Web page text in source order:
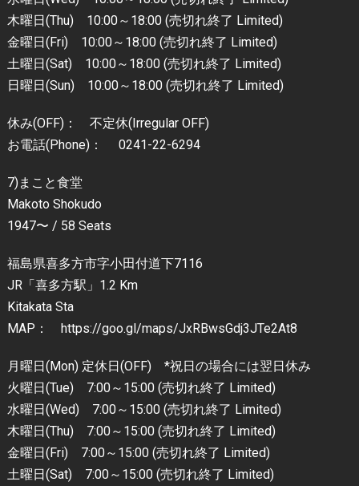
木曜日(Thu) 10:00～18:00 (売切れ終了 Limited)
金曜日(Fri) 10:00～18:00 (売切れ終了 Limited)
土曜日(Sat) 10:00～18:00 (売切れ終了 Limited)
日曜日(Sun) 10:00～18:00 (売切れ終了 Limited)
休み(OFF)： 不定休(Irregular OFF)
お電話(Phone)： 0241-22-6294
7)まこと食堂
Makoto Shokudo
1947〜 / 58 Seats
福島県喜多方市字小田付道下7116
JR「喜多方駅」1.2 Km
Kitakata Sta
MAP： https://goo.gl/maps/JxRBwsGdj3JTe2At8
月曜日(Mon) 定休日(OFF) *祝日の場合には翌日休み
火曜日(Tue) 7:00～15:00 (売切れ終了 Limited)
水曜日(Wed) 7:00～15:00 (売切れ終了 Limited)
木曜日(Thu) 7:00～15:00 (売切れ終了 Limited)
金曜日(Fri) 7:00～15:00 (売切れ終了 Limited)
土曜日(Sat) 7:00～15:00 (売切れ終了 Limited)